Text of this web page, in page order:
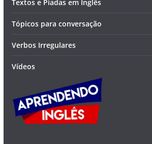
Textos e Piadas em Inglês
Tópicos para conversação
Verbos Irregulares
Vídeos